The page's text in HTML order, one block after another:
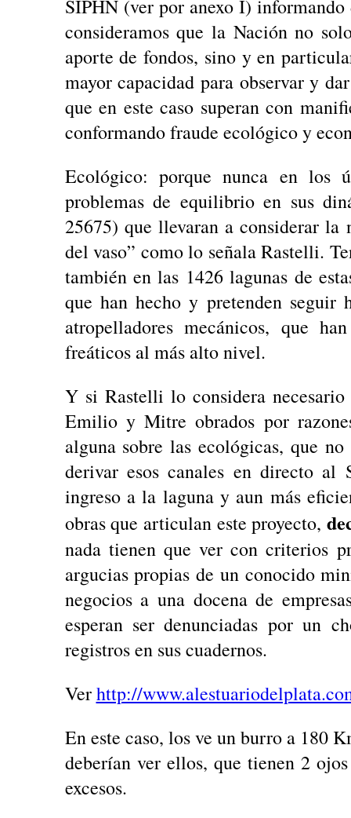
SIPHN (ver por anexo I)
consideramos que la Nación no
aporte de fondos, sino y en
mayor capacidad para observar y
que en este caso superan con
conformando fraude ecológico y
Ecológico: porque nunca en los
problemas de equilibrio en sus
25675) que llevaran a considerar la
del vaso” como lo señala Rastelli.
también en las 1426 lagunas de
que han hecho y pretenden seguir
atropelladores mecánicos, que
freáticos al más alto nivel.
Y si Rastelli lo considera necesario
Emilio y Mitre obrados por
alguna sobre las ecológicas, que
derivar esos canales en directo
ingreso a la laguna y aun más
obras que articulan este proyecto,
nada tienen que ver con criterios
argucias propias de un conocido
negocios a una docena de
esperan ser denunciadas por un
registros en sus cuadernos.
Verhttp://
En este caso, los ve un burro a 180
deberían ver ellos, que tienen 2
excesos.